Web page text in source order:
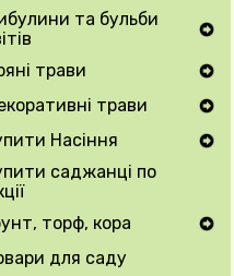
та бульби
Secondary Navigation Menu
трави
Secondary Navigation Menu
трави
Secondary Navigation Menu
Насіння
Secondary Navigation Menu
саджанці по
торф, кора
Secondary Navigation Menu
для саду